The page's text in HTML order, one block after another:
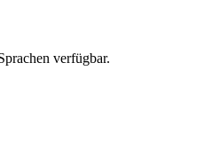
verfügbar.